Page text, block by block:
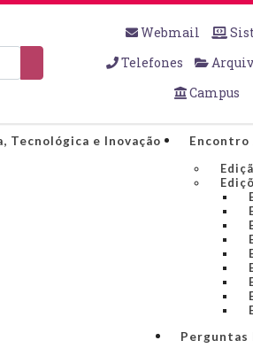
Webmail
Telefones
Campus
e Inovação
Encontro
Perguntas